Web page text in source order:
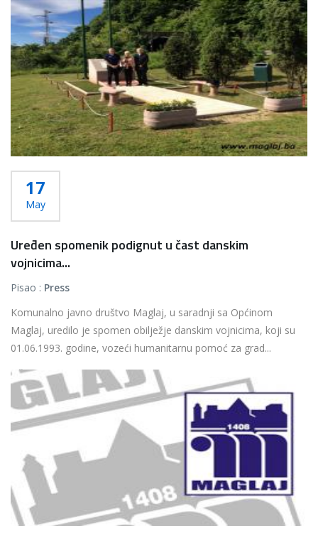
Više...
17
May
Uređen spomenik podignut u čast danskim
vojnicima...
Pisao : Press
Komunalno javno društvo Maglaj, u saradnji sa Općinom
Maglaj, uredilo je spomen obilježje danskim vojnicima, koji su
01.06.1993. godine, vozeći humanitarnu pomoć za grad...
Više...